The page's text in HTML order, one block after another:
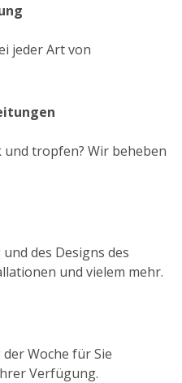
jeder Art von
tropfen? Wir beheben
des Designs des
und vielem mehr.
Woche für Sie
Verfügung.